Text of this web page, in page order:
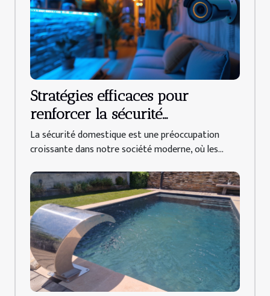
Stratégies efficaces pour
renforcer la sécurité
domestique face aux
cambriolages
La sécurité domestique est une préoccupation
croissante dans notre société moderne, où les...